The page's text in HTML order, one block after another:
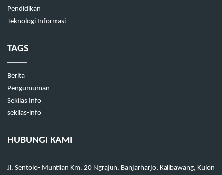
Pendidikan
Teknologi Informasi
TAGS
Berita
Pengumuman
Sekilas Info
sekilas-info
HUBUNGI KAMI
Jl. Sentolo- Muntilan Km. 20 Ngrajun, Banjarharjo, Kalibawang, Kulon